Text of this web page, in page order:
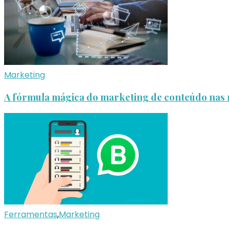
Marketing
A fórmula mágica do marketing de conteúdo nas
Ferramentas,Marketing